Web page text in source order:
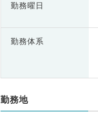
勤務曜日
勤務体系
勤務地